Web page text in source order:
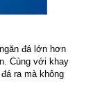
đá lớn hơn
Cùng với khay
ra mà không